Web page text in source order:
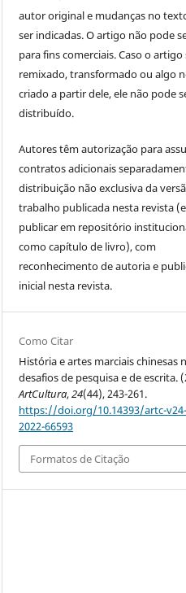
autor original e mudanças no
ser indicadas. O artigo não pode
para fins comerciais. Caso o artigo
remixado, transformado ou algo
criado a partir dele, ele não pode
distribuído.
Autores têm autorização para
contratos adicionais
distribuição não exclusiva da
trabalho publicada nesta revista
publicar em repositório
como capítulo de livro), com
reconhecimento de autoria e
inicial nesta revista.
Como Citar
História e artes marciais chinesas
desafios de pesquisa e de escrita.
ArtCultura,24(44), 243-261.
https://doi.org/10.14393/artc-
2022-66593
Formatos de Citação